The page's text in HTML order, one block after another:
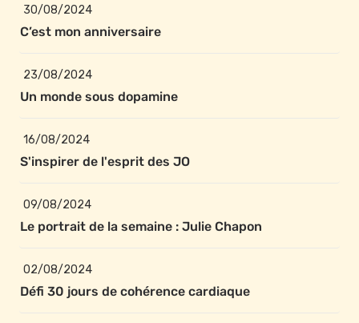
C’est mon anniversaire
30/08/2024
Un monde sous dopamine
23/08/2024
S'inspirer de l'esprit des JO
16/08/2024
Le portrait de la semaine : Julie Chapon
09/08/2024
Défi 30 jours de cohérence cardiaque
02/08/2024